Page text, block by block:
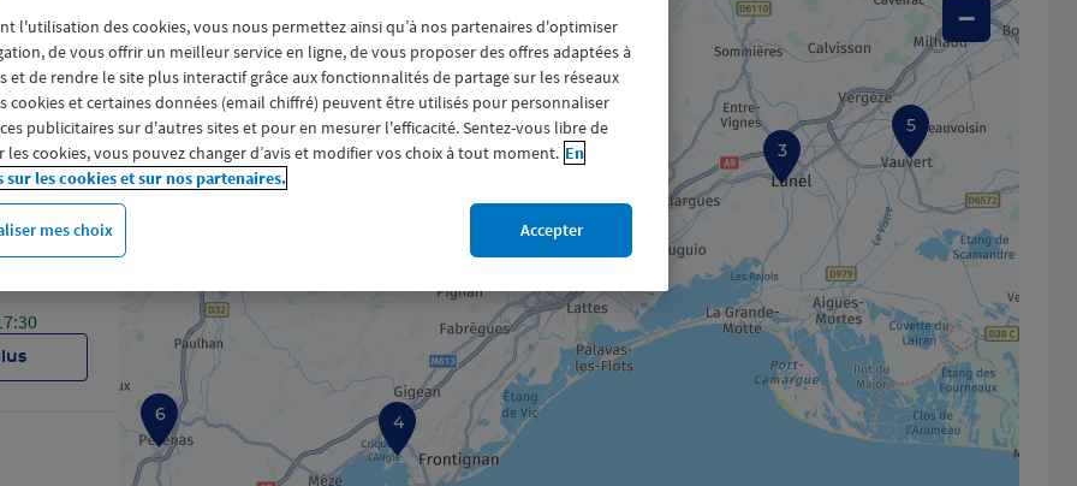
6 4
5
3
2 1
−
l'utilisation des cookies, vous nous permettez ainsi qu’à nos partenaires d'optimiser
de vous offrir un meilleur service en ligne, de vous proposer des offres adaptées à
et de rendre le site plus interactif grâce aux fonctionnalités de partage sur les réseaux
cookies et certaines données (email chiffré) peuvent être utilisés pour personnaliser
publicitaires sur d'autres sites et pour en mesurer l'efficacité. Sentez-vous libre de
les cookies, vous pouvez changer d’avis et modifier vos choix à tout moment. En
sur les cookies et sur nos partenaires.
mes choix Accepter